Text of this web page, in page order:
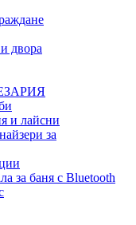
двора
и лайсни
за
за баня с Bluetooth